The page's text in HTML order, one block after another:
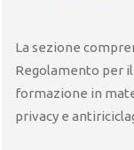
La sezione
Regolamento per
formazione in
privacy e